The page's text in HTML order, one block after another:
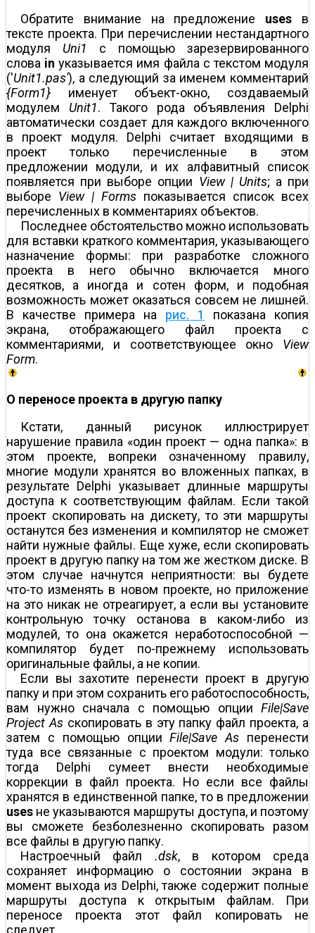
Обратите внимание на предложение uses в
тексте проекта. При перечислении нестандартного
модуля Uni1 с помощью зарезервированного
слова in указывается имя файла с текстом модуля
('Unit1.pas'), а следующий за именем комментарий
{Form1} именует объект-окно, создаваемый
модулем Unit1. Такого рода объявления Delphi
автоматически создает для каждого включенного
в проект модуля. Delphi считает входящими в
проект только перечисленные в этом
предложении модули, и их алфавитный список
появляется при выборе опции View | Units; а при
выборе View | Forms показывается список всех
перечисленных в комментариях объектов.
Последнее обстоятельство можно использовать
для вставки краткого комментария, указывающего
назначение формы: при разработке сложного
проекта в него обычно включается много
десятков, а иногда и сотен форм, и подобная
возможность может оказаться совсем не лишней.
В качестве примера на рис. 1
показана копия
экрана, отображающего файл проекта с
комментариями, и соответствующее окно View
Form.
О переносе проекта в другую папку
Кстати, данный рисунок иллюстрирует
нарушение правила «один проект — одна папка»: в
этом проекте, вопреки означенному правилу,
многие модули хранятся во вложенных папках, в
результате Delphi указывает длинные маршруты
доступа к соответствующим файлам. Если такой
проект скопировать на дискету, то эти маршруты
останутся без изменения и компилятор не сможет
найти нужные файлы. Еще хуже, если скопировать
проект в другую папку на том же жестком диске. В
этом случае начнутся неприятности: вы будете
что-то изменять в новом проекте, но приложение
на это никак не отреагирует, а если вы установите
контрольную точку останова в каком-либо из
модулей, то она окажется неработоспособной —
компилятор будет по-прежнему использовать
оригинальные файлы, а не копии.
Если вы захотите перенести проект в другую
папку и при этом сохранить его работоспособность,
вам нужно сначала с помощью опции File|Save
Project Asскопировать в эту папку файл проекта, а
затем с помощью опцииFile|Save As перенести
туда все связанные с проектом модули: только
тогда Delphi сумеет внести необходимые
коррекции в файл проекта. Но если все файлы
хранятся в единственной папке, то в предложении
uses не указываются маршруты доступа, и поэтому
вы сможете безболезненно скопировать разом
все файлы в другую папку.
Настроечный файл .dsk, в котором среда
сохраняет информацию о состоянии экрана в
момент выхода из Delphi, также содержит полные
маршруты доступа к открытым файлам. При
переносе проекта этот файл копировать не